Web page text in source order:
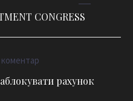
CONGRESS
рахунок